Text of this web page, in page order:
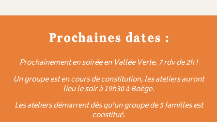
Prochaines dates :
Prochainement en soirée en Vallée Verte, 7 rdv de 2h !
Un groupe est en cours de constitution, les ateliers auront
lieu le soir à 19h30 à Boëge.
Les ateliers démarrent dès qu’un groupe de 5 familles est
constitué.